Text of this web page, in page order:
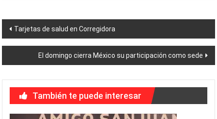
Navegación
de
entradas
Tarjetas de salud en Corregidora
El domingo cierra México su participación como sede
También te puede interesar